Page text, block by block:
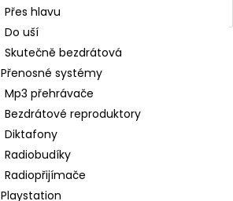
Přes hlavu
Do uší
Skutečně bezdrátová
Přenosné systémy
Mp3 přehrávače
Bezdrátové reproduktory
Diktafony
Radiobudíky
Radiopřijímače
Playstation